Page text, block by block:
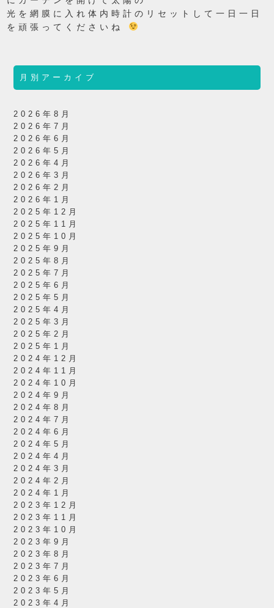
光を網膜に入れ体内時計のリセットして一日一日
を頑張ってくださいね
月別アーカイブ
2026年8月
2026年7月
2026年6月
2026年5月
2026年4月
2026年3月
2026年2月
2026年1月
2025年12月
2025年11月
2025年10月
2025年9月
2025年8月
2025年7月
2025年6月
2025年5月
2025年4月
2025年3月
2025年2月
2025年1月
2024年12月
2024年11月
2024年10月
2024年9月
2024年8月
2024年7月
2024年6月
2024年5月
2024年4月
2024年3月
2024年2月
2024年1月
2023年12月
2023年11月
2023年10月
2023年9月
2023年8月
2023年7月
2023年6月
2023年5月
2023年4月